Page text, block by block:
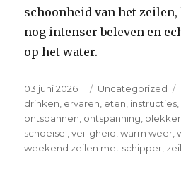
schoonheid van het
nog intenser beleven en
op het water.
Posted
on
03 juni 2026 Categories
Uncategorized
drinken ervaren eten instructies
ontspannen ontspanning
schoeisel ,veiligheid ,warm weer ,
weekend zeilen met schipper